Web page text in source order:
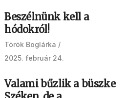
Beszélnünk kell a
hódokról!
Török Boglárka
2025. február 24.
Valami bűzlik a büszke